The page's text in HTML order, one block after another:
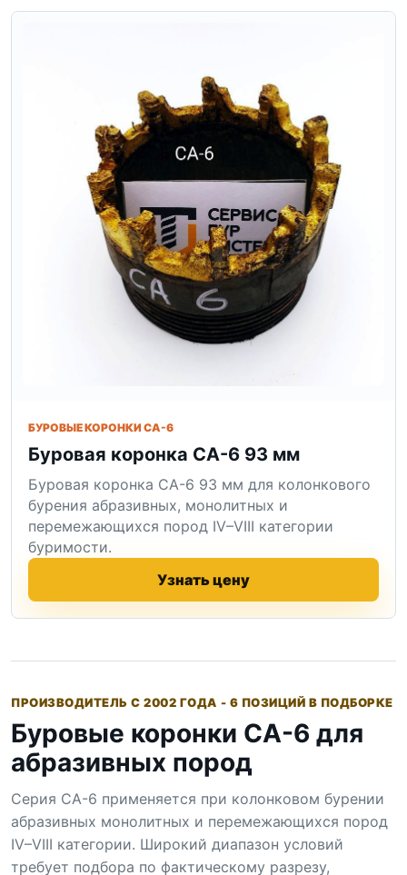
БУРОВЫЕ КОРОНКИ СА-6
Буровая коронка СА-6 93 мм
Буровая коронка СА-6 93 мм для колонкового
бурения абразивных, монолитных и
перемежающихся пород IV–VIII категории
буримости.
Узнать цену
ПРОИЗВОДИТЕЛЬ С 2002 ГОДА - 6 ПОЗИЦИЙ В ПОДБОРКЕ
Буровые коронки СА-6 для
абразивных пород
Серия СА-6 применяется при колонковом бурении
абразивных монолитных и перемежающихся пород
IV–VIII категории. Широкий диапазон условий
требует подбора по фактическому разрезу,